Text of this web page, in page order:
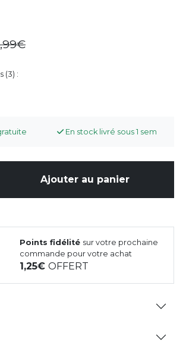
(3) :
En stock livré sous 1 sem
Ajouter au panier
Points fidélité sur votre prochaine
commande pour votre achat
1,25OFFERT